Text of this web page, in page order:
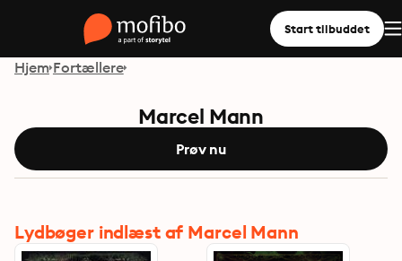
Start tilbuddet
Hjem Fortællere
Marcel Mann
Prøv nu
Lydbøger indlæst af Marcel Mann